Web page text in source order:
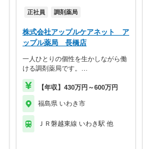
正社員 調剤薬局
株式会社アップルケアネット ア
ップル薬局 長橋店
一人ひとりの個性を生かしながら働
ける調剤薬局です。…
【年収】430万円～600万円
福島県 いわき市
ＪＲ磐越東線 いわき駅 他